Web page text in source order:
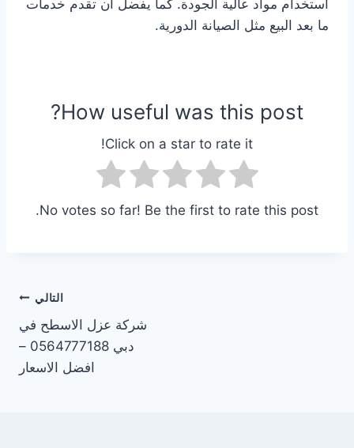
استخدام مواد عالية الجودة. كما يفضل أن تقدم خدمات
ما بعد البيع مثل الصيانة الدورية.
How useful was this post?
Click on a star to rate it!
No votes so far! Be the first to rate this post.
التالي
شركة عزل الاسطح في
دبي 0564777188 –
افضل الاسعار